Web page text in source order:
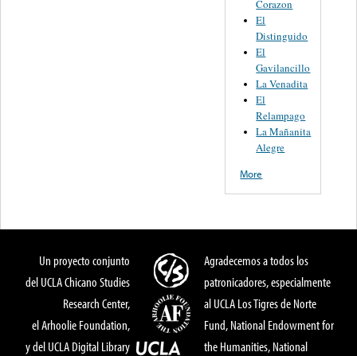
Corazon
El
Distinguido
El
Gavilancillo
La Venadita
El
Relampago
La Mañanita
Alegre
More
Un proyecto conjunto
del UCLA Chicano Studies
Research Center,
el Arhoolie Foundation,
y del UCLA Digital Library
Agradecemos a todos los
patronicadores, especialmente
al UCLA Los Tigres de Norte
Fund, National Endowment for
the Humanities, National